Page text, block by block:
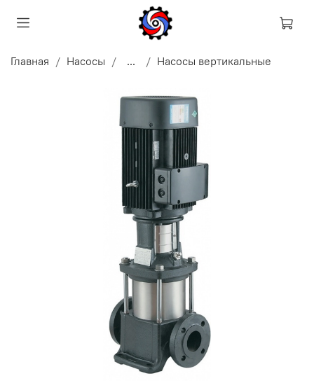
Главная Насосы ... Насосы вертикальные